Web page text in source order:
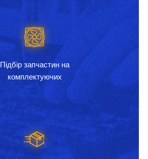
Підбір запчастин на
комплектуючих